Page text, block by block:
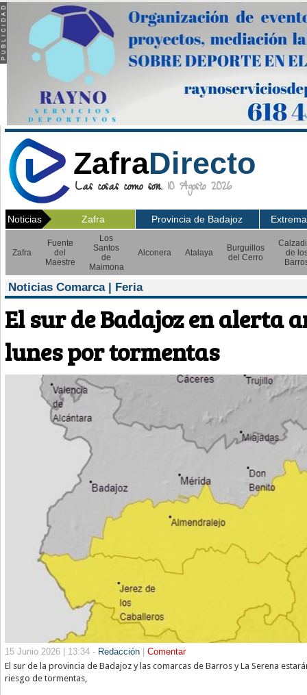
ZafraDirecto
Las cosas como son.10 Agosto 2026
Noticias Zafra Provincia de Badajoz
Zafra
Fuente
del
Maestre
Los
Santos
de
Maimona
Alconera Atalaya
Burguillos
del Cerro
de
Noticias Comarca | Feria
El sur de Badajoz en alerta
lunes por tormentas
15 Junio 2026 | 13:34 - Redacción| Comentar
El sur de la provincia de Badajoz y las comarcas de Barros y La Serena
riesgo de tormentas,